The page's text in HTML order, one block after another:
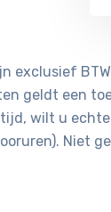
exclusief
geldt een
wilt u
Niet